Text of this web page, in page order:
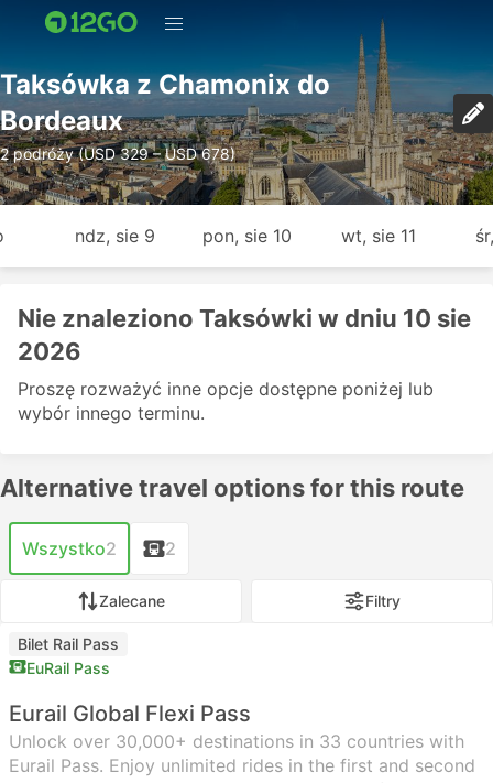
Taksówka z Chamonix do
Bordeaux
2 podróży (USD 329 – USD 678)
ndz, sie 9 pon, sie 10 wt, sie 11
Nie znaleziono Taksówki w dniu 10 sie
2026
Proszę rozważyć inne opcje dostępne poniżej lub
wybór innego terminu.
Alternative travel options for this route
Wszystko2 2
Zalecane Filtry
Bilet Rail Pass
EuRail Pass
Eurail Global Flexi Pass
Unlock over 30,000+ destinations in 33 countries with
Eurail Pass. Enjoy unlimited rides in the first and second